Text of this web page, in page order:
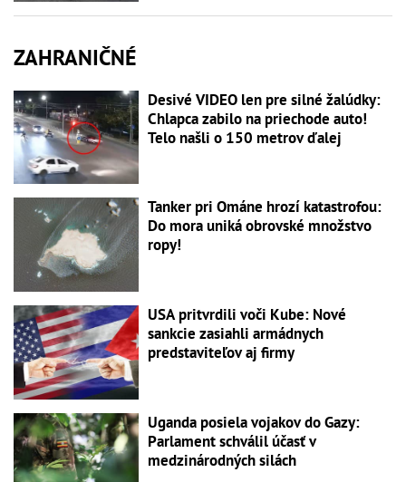
ZAHRANIČNÉ
Desivé VIDEO len pre silné žalúdky:
Chlapca zabilo na priechode auto!
Telo našli o 150 metrov ďalej
Tanker pri Ománe hrozí katastrofou:
Do mora uniká obrovské množstvo
ropy!
USA pritvrdili voči Kube: Nové
sankcie zasiahli armádnych
predstaviteľov aj firmy
Uganda posiela vojakov do Gazy:
Parlament schválil účasť v
medzinárodných silách